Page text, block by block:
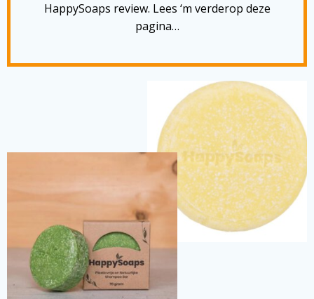
HappySoaps review. Lees ‘m verderop deze
pagina…